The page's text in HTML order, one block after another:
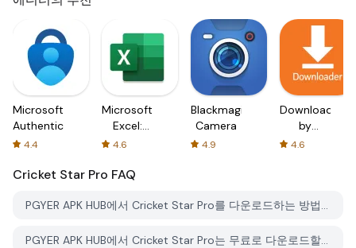
Microsoft
Authenticator
4.4
Microsoft
Excel:
Spreadsheets
4.6
Blackmagic
Camera
4.9
Downloader
by
AFTVnews
4.6
Cricket Star Pro FAQ
PGYER APK HUB에서 Cricket Star Pro를 다운로드하는 방법은 무엇인가요?
PGYER APK HUB에서 Cricket Star Pro는 무료로 다운로드할 수 있나요?